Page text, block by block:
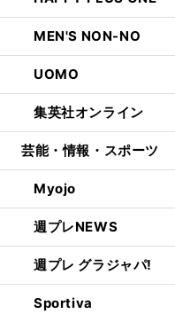
MEN'S NON-NO
UOMO
集英社オンライン
芸能・情報・スポーツ
Myojo
週プレNEWS
週プレ グラジャパ!
Sportiva